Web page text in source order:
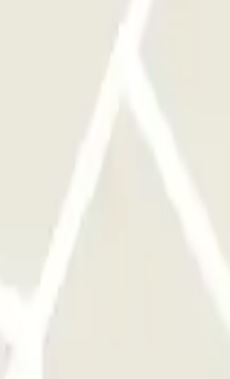
un suplemento de 45€ por